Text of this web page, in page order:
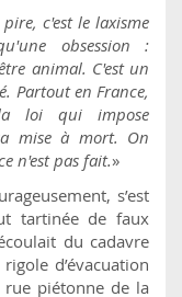
pire, c'est le laxisme
obsession :
animal. C'est un
Partout en France,
loi qui impose
mise à mort. On
n'est pas fait.»
s’est
tartinée de faux
du cadavre
d’évacuation
piétonne de la